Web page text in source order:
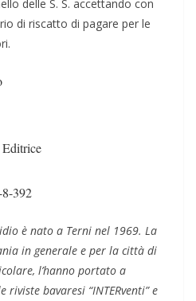
delle S. S. accettando con
di riscatto di pagare per le
392
è nato a Terni nel 1969. La
in generale e per la città di
l’hanno portato a
bavaresi “INTERventi” e